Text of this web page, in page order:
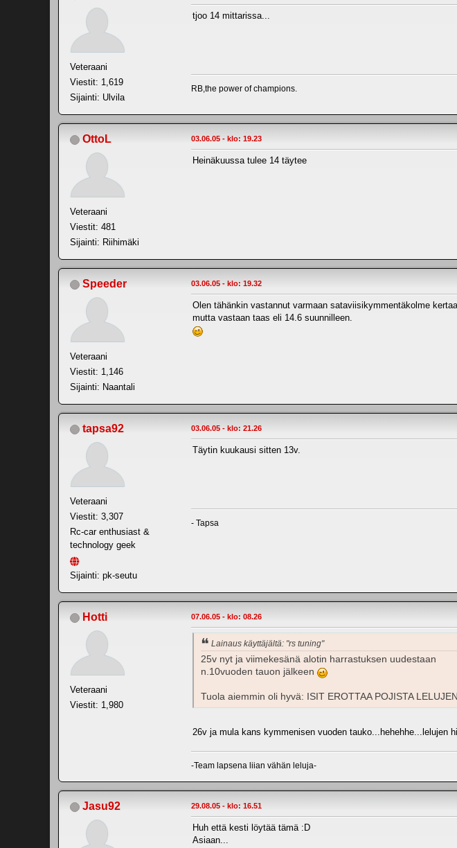
Veteraani
Viestit: 1,619
Sijainti: Ulvila
tjoo 14 mittarissa...
RB,the power of champions.
OttoL
Veteraani
Viestit: 481
Sijainti: Riihimäki
03.06.05 - klo: 19.23
Heinäkuussa tulee 14 täytee
Speeder
Veteraani
Viestit: 1,146
Sijainti: Naantali
03.06.05 - klo: 19.32
Olen tähänkin vastannut varmaan sataviisikymmentäkolme kertaa
mutta vastaan taas eli 14.6 suunnilleen.
tapsa92
Veteraani
Viestit: 3,307
Rc-car enthusiast &
technology geek
Sijainti: pk-seutu
03.06.05 - klo: 21.26
Täytin kuukausi sitten 13v.
- Tapsa
Hotti
Veteraani
Viestit: 1,980
07.06.05 - klo: 08.26
Lainaus käyttäjältä: "rs tuning"
25v nyt ja viimekesänä alotin harrastuksen uudestaan
n.10vuoden tauon jälkeen
Tuola aiemmin oli hyvä: ISIT EROTTAA POJISTA
26v ja mula kans kymmenisen vuoden tauko...hehehhe...lelujen
-Team lapsena liian vähän leluja-
Jasu92 29.08.05 - klo: 16.51
Huh että kesti löytää tämä :D
Asiaan...